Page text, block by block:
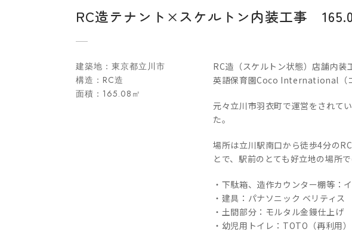
RC造テナント×スケルトン内装工事
建築地：東京都立川市
構造：RC造
面積：165.08㎡
RC造（スケルトン状態）店舗内装
英語保育園Coco International（
元々立川市羽衣町で運営をされて
た。
場所は立川駅南口から徒歩4分の
とで、駅前のとても好立地の場所
・下駄箱、造作カウンター棚等
・建具：パナソニック ベリティス
・土間部分：モルタル金鏝仕上げ
・幼児用トイレ：TOTO（再利用）